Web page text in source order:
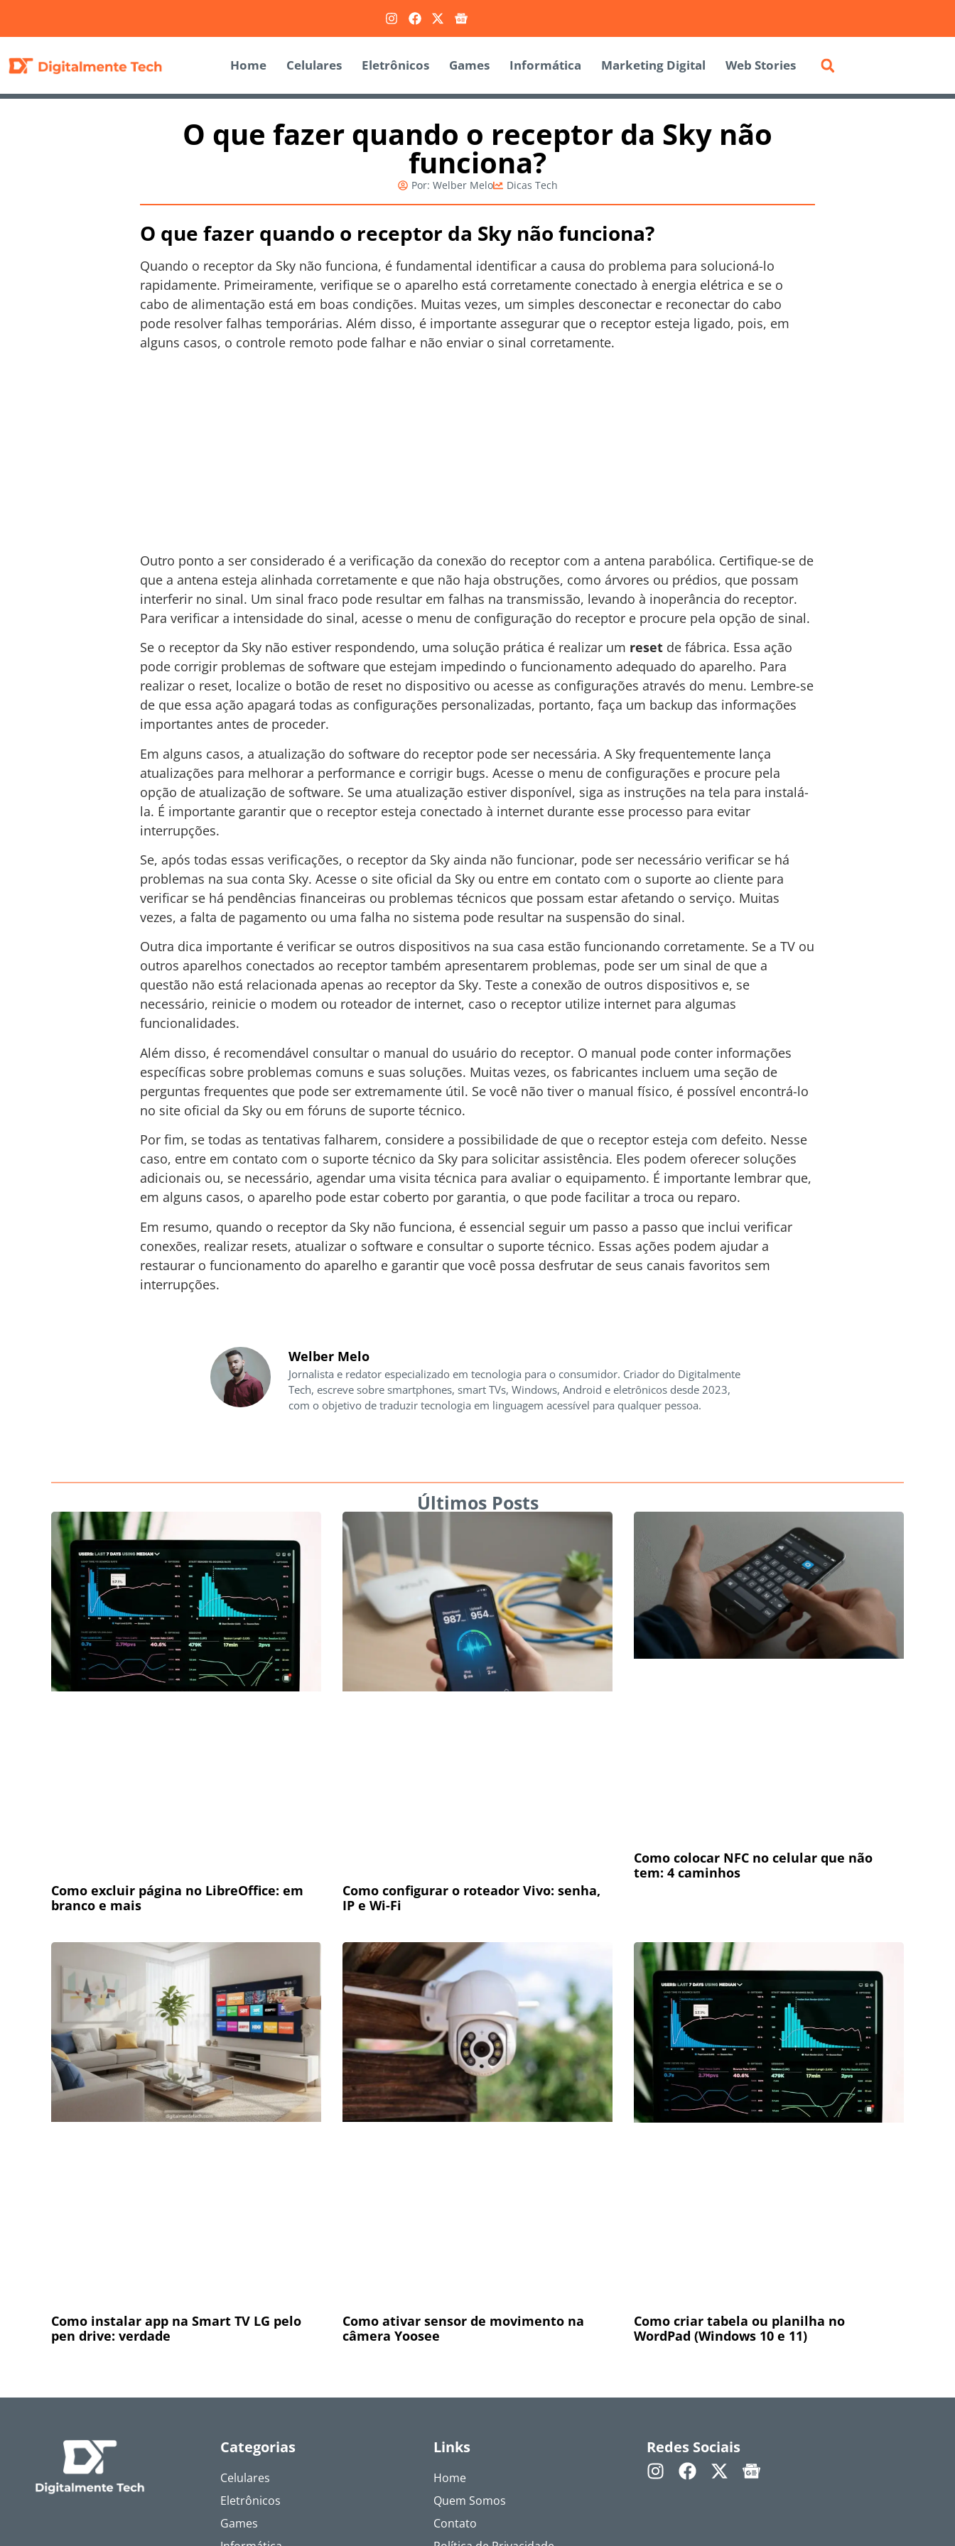
Home Celulares Eletrônicos Games Informática Marketing Digital Web Stories
O que fazer quando o receptor da Sky não
funciona?
Por: Welber Melo Dicas Tech
O que fazer quando o receptor da Sky não funciona?
Quando o receptor da Sky não funciona, é fundamental identificar a causa do problema para solucioná-lo
rapidamente. Primeiramente, verifique se o aparelho está corretamente conectado à energia elétrica e se o
cabo de alimentação está em boas condições. Muitas vezes, um simples desconectar e reconectar do cabo
pode resolver falhas temporárias. Além disso, é importante assegurar que o receptor esteja ligado, pois, em
alguns casos, o controle remoto pode falhar e não enviar o sinal corretamente.
Outro ponto a ser considerado é a verificação da conexão do receptor com a antena parabólica. Certifique-se de
que a antena esteja alinhada corretamente e que não haja obstruções, como árvores ou prédios, que possam
interferir no sinal. Um sinal fraco pode resultar em falhas na transmissão, levando à inoperância do receptor.
Para verificar a intensidade do sinal, acesse o menu de configuração do receptor e procure pela opção de sinal.
Se o receptor da Sky não estiver respondendo, uma solução prática é realizar um reset de fábrica. Essa ação
pode corrigir problemas de software que estejam impedindo o funcionamento adequado do aparelho. Para
realizar o reset, localize o botão de reset no dispositivo ou acesse as configurações através do menu. Lembre-se
de que essa ação apagará todas as configurações personalizadas, portanto, faça um backup das informações
importantes antes de proceder.
Em alguns casos, a atualização do software do receptor pode ser necessária. A Sky frequentemente lança
atualizações para melhorar a performance e corrigir bugs. Acesse o menu de configurações e procure pela
opção de atualização de software. Se uma atualização estiver disponível, siga as instruções na tela para instalá-
la. É importante garantir que o receptor esteja conectado à internet durante esse processo para evitar
interrupções.
Se, após todas essas verificações, o receptor da Sky ainda não funcionar, pode ser necessário verificar se há
problemas na sua conta Sky. Acesse o site oficial da Sky ou entre em contato com o suporte ao cliente para
verificar se há pendências financeiras ou problemas técnicos que possam estar afetando o serviço. Muitas
vezes, a falta de pagamento ou uma falha no sistema pode resultar na suspensão do sinal.
Outra dica importante é verificar se outros dispositivos na sua casa estão funcionando corretamente. Se a TV ou
outros aparelhos conectados ao receptor também apresentarem problemas, pode ser um sinal de que a
questão não está relacionada apenas ao receptor da Sky. Teste a conexão de outros dispositivos e, se
necessário, reinicie o modem ou roteador de internet, caso o receptor utilize internet para algumas
funcionalidades.
Além disso, é recomendável consultar o manual do usuário do receptor. O manual pode conter informações
específicas sobre problemas comuns e suas soluções. Muitas vezes, os fabricantes incluem uma seção de
perguntas frequentes que pode ser extremamente útil. Se você não tiver o manual físico, é possível encontrá-lo
no site oficial da Sky ou em fóruns de suporte técnico.
Por fim, se todas as tentativas falharem, considere a possibilidade de que o receptor esteja com defeito. Nesse
caso, entre em contato com o suporte técnico da Sky para solicitar assistência. Eles podem oferecer soluções
adicionais ou, se necessário, agendar uma visita técnica para avaliar o equipamento. É importante lembrar que,
em alguns casos, o aparelho pode estar coberto por garantia, o que pode facilitar a troca ou reparo.
Em resumo, quando o receptor da Sky não funciona, é essencial seguir um passo a passo que inclui verificar
conexões, realizar resets, atualizar o software e consultar o suporte técnico. Essas ações podem ajudar a
restaurar o funcionamento do aparelho e garantir que você possa desfrutar de seus canais favoritos sem
interrupções.
Welber Melo
Jornalista e redator especializado em tecnologia para o consumidor. Criador do Digitalmente
Tech, escreve sobre smartphones, smart TVs, Windows, Android e eletrônicos desde 2023,
com o objetivo de traduzir tecnologia em linguagem acessível para qualquer pessoa.
Últimos Posts
Como excluir página no LibreOffice: em
branco e mais
Como configurar o roteador Vivo: senha,
IP e Wi-Fi
Como colocar NFC no celular que não
tem: 4 caminhos
Como instalar app na Smart TV LG pelo
pen drive: verdade
Como ativar sensor de movimento na
câmera Yoosee
Como criar tabela ou planilha no
WordPad (Windows 10 e 11)
Categorias
Celulares
Eletrônicos
Games
Links
Home
Quem Somos
Contato
Redes Sociais